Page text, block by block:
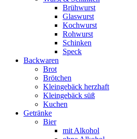
Brühwurst
Glaswurst
Kochwurst
Rohwurst
Schinken
Speck
Backwaren
Brot
Brötchen
Kleingebäck herzhaft
Kleingebäck süß
Kuchen
Getränke
Bier
mit Alkohol